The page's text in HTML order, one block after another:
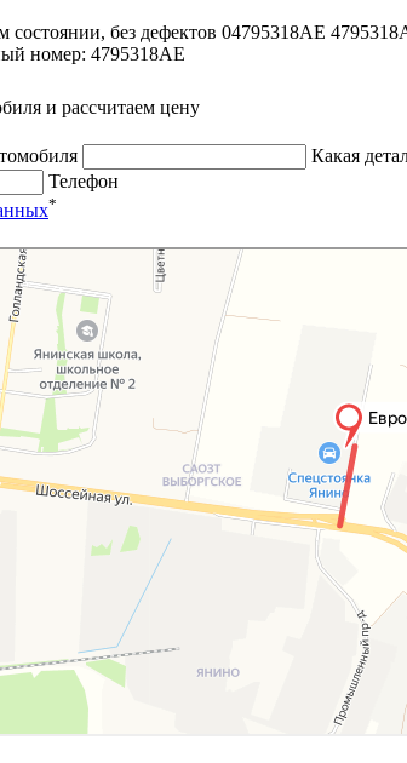
без дефектов 04795318AE
номер: 4795318AE
и рассчитаем цену
Какая
Телефон
*